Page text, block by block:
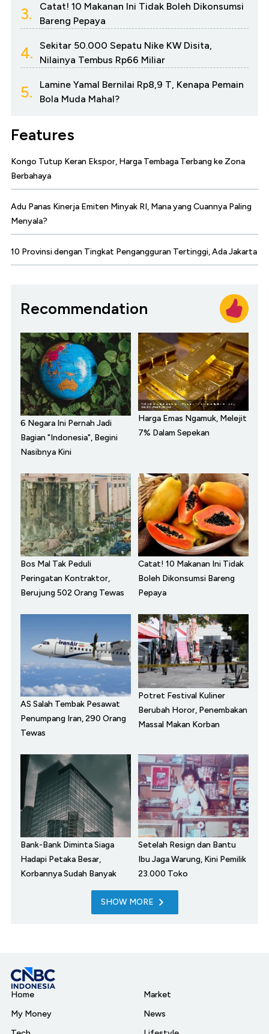
3.
Catat! 10 Makanan Ini Tidak Boleh Dikonsumsi
Bareng Pepaya
4.
Sekitar 50.000 Sepatu Nike KW Disita,
Nilainya Tembus Rp66 Miliar
5.
Lamine Yamal Bernilai Rp8,9 T, Kenapa Pemain
Bola Muda Mahal?
Features
Kongo Tutup Keran Ekspor, Harga Tembaga Terbang ke Zona
Berbahaya
Adu Panas Kinerja Emiten Minyak RI, Mana yang Cuannya Paling
Menyala?
10 Provinsi dengan Tingkat Pengangguran Tertinggi, Ada Jakarta
Recommendation
6 Negara Ini Pernah Jadi
Bagian "Indonesia", Begini
Nasibnya Kini
Harga Emas Ngamuk, Melejit
7% Dalam Sepekan
Bos Mal Tak Peduli
Peringatan Kontraktor,
Berujung 502 Orang Tewas
Catat! 10 Makanan Ini Tidak
Boleh Dikonsumsi Bareng
Pepaya
AS Salah Tembak Pesawat
Penumpang Iran, 290 Orang
Tewas
Potret Festival Kuliner
Berubah Horor, Penembakan
Massal Makan Korban
Bank-Bank Diminta Siaga
Hadapi Petaka Besar,
Korbannya Sudah Banyak
Setelah Resign dan Bantu
Ibu Jaga Warung, Kini Pemilik
23.000 Toko
SHOW MORE
Home
My Money
Market
News